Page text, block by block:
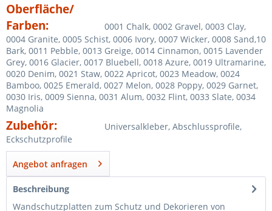
Oberfläche/
Farben:
0001 Chalk, 0002 Gravel, 0003 Clay,
0004 Granite, 0005 Schist, 0006 Ivory, 0007 Wicker, 0008 Sand,10
Bark, 0011 Pebble, 0013 Greige, 0014 Cinnamon, 0015 Lavender
Grey, 0016 Glacier, 0017 Bluebell, 0018 Azure, 0019 Ultramarine,
0020 Denim, 0021 Staw, 0022 Apricot, 0023 Meadow, 0024
Bamboo, 0025 Emerald, 0027 Melon, 0028 Poppy, 0029 Garnet,
0030 Iris, 0009 Sienna, 0031 Alum, 0032 Flint, 0033 Slate, 0034
Magnolia
Zubehör:
Universalkleber, Abschlussprofile,
Eckschutzprofile
Angebot anfragen
Beschreibung
Wandschutzplatten zum Schutz und Dekorieren von